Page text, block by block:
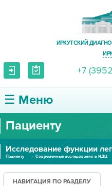
ИРКУТСКИЙ
+7
☰ Меню
О ЦЕНТРЕ
УСЛУГИ И ЦЕНЫ
ПАЦИЕНТУ
Пациенту
Исследование функции
Пациенту Современные исследования в ИДЦ
НАВИГАЦИЯ ПО РАЗДЕЛУ